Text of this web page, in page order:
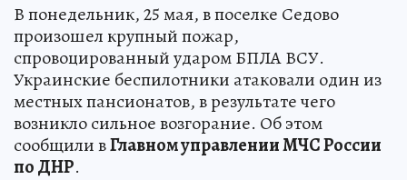
В понедельник, 25 мая, в поселке Седово
произошел крупный пожар,
спровоцированный ударом БПЛА ВСУ.
Украинские беспилотники атаковали один из
местных пансионатов, в результате чего
возникло сильное возгорание. Об этом
сообщили вГлавном управлении МЧС России
по ДНР.